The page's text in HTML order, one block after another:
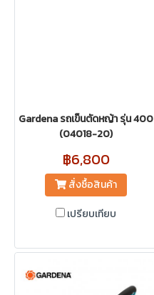
Gardena รถเข็นตัดหญ้า รุ่น 400
(04018-20)
฿6,800
สั่งซื้อสินค้า
เปรียบเทียบ